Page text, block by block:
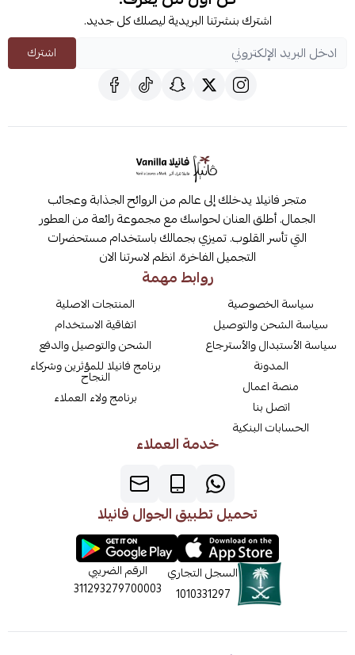
اشترك بنشرتنا البريدية ليصلك كل جديد.
اشترك
متجر فانيلا يدخلك إلى عالم من الروائح الجذابة وعجائب
الجمال. أطلق العنان لحواسك مع مجموعة رائعة من العطور
التي تأسر القلوب. تميزي بجمالك باستخدام مستحضرات
التجميل الفاخرة. انظم لاسرتنا الان
روابط مهمة
سياسة الخصوصية
سياسة الشحن والتوصيل
سياسة الأستبدال والأسترجاع
المدونة
منصة اعمال
اتصل بنا
الحسابات البنكية
المنتجات الاصلية
اتفاقية الاستخدام
الشحن والتوصيل والدفع
برنامج فانيلا للمؤثرين وشركاء
النجاح
برنامج ولاء العملاء
خدمة العملاء
تحميل تطبيق الجوال فانيلا
السجل التجاري
1010331297
الرقم الضريبي
311293279700003